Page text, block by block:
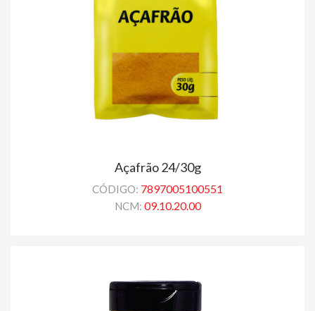
Açafrão 24/30g
CÓDIGO: 7897005100551
NCM: 09.10.20.00